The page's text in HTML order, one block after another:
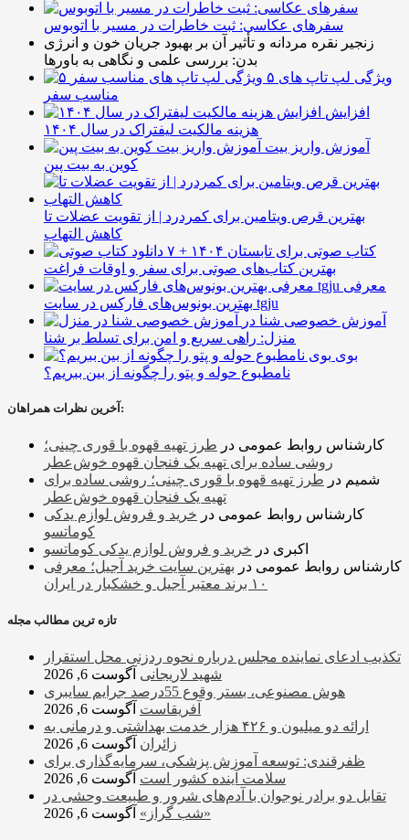
سفرهای عکاسی: ثبت خاطرات در مسیر با اتوبوس
زنجیر نقره مردانه و تأثیر آن بر بهبود جریان خون و انرژی
بدن: بررسی علمی و نگاهی به باورها
۵ ویژگی لپ تاپ های
مناسب سفر
افزایش
هزینه مالکیت لیفتراک در سال ۱۴۰۴
آموزش واریز بیت
کوین به بیت پین
بهترین قرص ویتامین برای کمردرد | از تقویت عضلات تا
کاهش التهاب
۷ کتاب صوتی برای تابستان ۱۴۰۴ +
بهترین کتاب‌های صوتی برای سفر و اوقات فراغت
معرفی
بهترین بونوس‌های فارکس در سایت tgju
آموزش خصوصی شنا در
منزل: راهی سریع و امن برای تسلط بر شنا
بوی
نامطبوع حوله و پتو را چگونه از بین ببریم؟
آخرین نظرات همراهان:
کارشناس روابط عمومی در طرز تهیه قهوه با قوری چینی؛
روشی ساده برای تهیه یک فنجان قهوه خوش‌عطر
شمیم در طرز تهیه قهوه با قوری چینی؛ روشی ساده برای
تهیه یک فنجان قهوه خوش‌عطر
کارشناس روابط عمومی در خرید و فروش لوازم یدکی
کوماتسو
اکبری در خرید و فروش لوازم یدکی کوماتسو
کارشناس روابط عمومی در بهترین سایت خرید آجیل؛ معرفی
۱۰ برند معتبر آجیل و خشکبار در ایران
تازه ترین مطالب مجله
تکذیب ادعای نماینده مجلس درباره نحوه ردزنی محل استقرار
شهید لاریجانی آگوست 6, 2026
هوش مصنوعی، بستر وقوع 55درصد جرایم سایبری
آفریقاست آگوست 6, 2026
ارائه دو میلیون و ۴۲۶ هزار خدمت بهداشتی و درمانی به
زائران آگوست 6, 2026
ظفرقندی: توسعه آموزش پزشکی، سرمایه‌گذاری برای
سلامت آینده کشور است آگوست 6, 2026
تقابل دو برادر نوجوان با آدم‌های شرور و طبیعت وحشی در
«شب گراز» آگوست 6, 2026